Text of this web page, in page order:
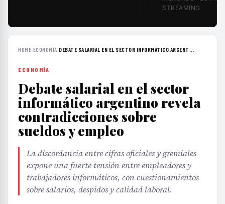
STREAMING
HOME›ECONOMÍA›DEBATE SALARIAL EN EL SECTOR INFORMÁTICO ARGENT...
ECONOMÍA
Debate salarial en el sector
informático argentino revela
contradicciones sobre
sueldos y empleo
La discordancia entre cifras oficiales y gremiales
expone una fuerte tensión entre empleadores y
trabajadores informáticos, con cuestionamientos
sobre salarios, despidos y calidad laboral.